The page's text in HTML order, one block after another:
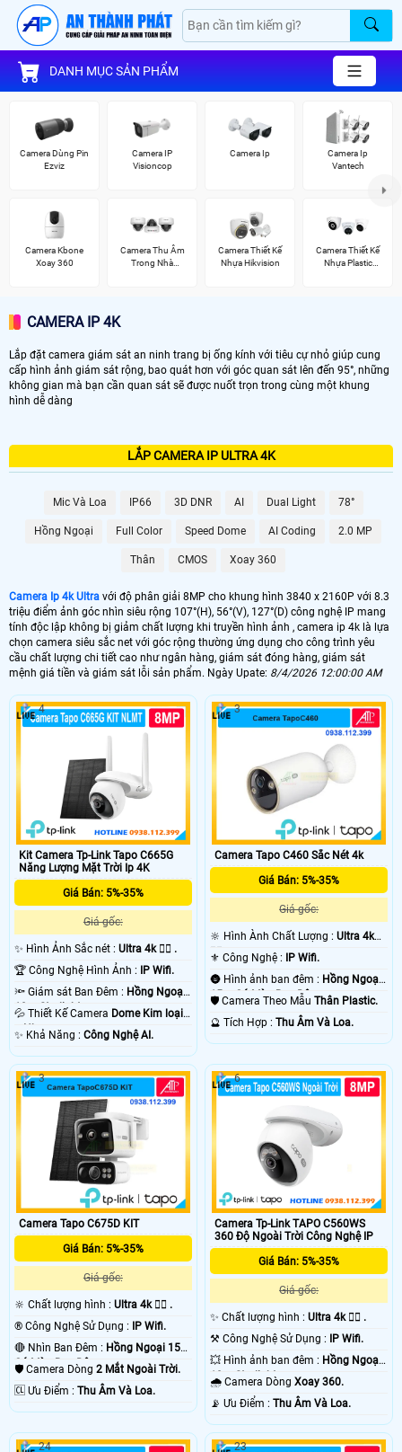
DANH MỤC SẢN PHẨM
Camera Dùng Pin
Ezviz
Camera IP
Visioncop
Camera Ip
Camera Ip
Vantech
Camera Kbone
Xoay 360
Camera Thu Âm
Trong Nhà
Camera Thiết Kế
Nhựa Hikvision
Camera Thiết Kế
Nhựa Plastic
CAMERA IP 4K
Lắp đặt camera giám sát an ninh trang bị ống kính với tiêu cự nhỏ giúp cung
cấp hình ảnh giám sát rộng, bao quát hơn với góc quan sát lên đến 95°, những
không gian mà bạn cần quan sát sẽ được nuốt trọn trong cùng một khung
hình dễ dàng
LẮP CAMERA IP ULTRA 4K
Mic Và Loa IP66 3D DNR AI Dual Light 78°
Hồng Ngoại Full Color Speed Dome AI Coding 2.0 MP
Thân CMOS Xoay 360
Camera Ip 4k Ultra với độ phân giải 8MP cho khung hình 3840 x 2160P với 8.3
triệu điểm ảnh góc nhìn siêu rộng 107°(H), 56°(V), 127°(D) công nghệ IP mang
tính độc lập không bị giảm chất lượng khi truyền hình ảnh , camera ip 4k là lựa
chọn camera siêu sắc net với góc rộng thường ứng dụng cho công trình yêu
cầu chất lượng chi tiết cao như ngân hàng, giám sát đóng hàng, giám sát
mệnh giá tiền và giám sát lỗi sản phẩm. Ngày Upate: 8/4/2026 12:00:00 AM
Kit Camera Tp-Link Tapo C665G
Năng Lượng Mặt Trời Ip 4K
Giá Bán: 5%-35%
Giá gốc:
✨ Hình Ảnh Sắc nét : Ultra 4k 👍🏾 .
🏆 Công Nghệ Hình Ảnh : IP Wifi.
🔦 Giám sát Ban Đêm : Hồng Ngoại
10m Starlight.
💦 Thiết Kế Camera Dome Kim loại
+ Nhựa.
️✨ Khả Năng : Công Nghệ AI.
4
Camera Tapo C460 Sắc Nét 4k
Giá Bán: 5%-35%
Giá gốc:
🔆 Hình Ành Chất Lượng :Ultra 4k
👍🏾 .
⚜️ Công Nghệ : IP Wifi.
🌚 Hình ảnh ban đêm : Hồng Ngoại
15m Có Màu Ban Ðêm.
🛡 Camera Theo MẫuThân Plastic.
️🔮 Tích Hợp :Thu Âm Và Loa.
3
Camera Tapo C675D KIT
Giá Bán: 5%-35%
Giá gốc:
🔆 Chất lượng hình : Ultra 4k 👍🏾 .
®️ Công Nghệ Sử Dụng :
IP Wifi.
🔴 Nhìn Ban Đêm : Hồng Ngoại 15m
Có Màu Ban Ðêm.
🛡 Camera Dòng 2 Mắt Ngoài Trời.
️🆑 Ưu Điểm : Thu Âm Và Loa.
3
Camera Tp-Link TAPO C560WS
360 Độ Ngoài Trời Công Nghệ IP
Giá Bán: 5%-35%
Giá gốc:
✨ Chất lượng hình :Ultra 4k 👍🏾 .
⚒ Công Nghệ Sử Dụng :
IP Wifi.
💥 Hình ảnh ban đêm : Hồng Ngoại
10m Starlight.
🌧️ Camera DòngXoay 360.
️📡 Ưu Điểm :Thu Âm Và Loa.
6
24 23